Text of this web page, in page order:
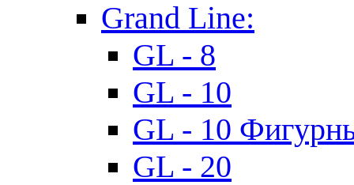
Grand Line:
GL - 8
GL - 10
GL - 10
GL - 20